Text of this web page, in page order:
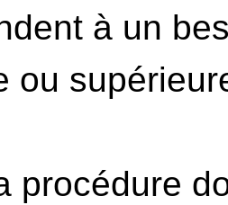
à un
ou
procédure